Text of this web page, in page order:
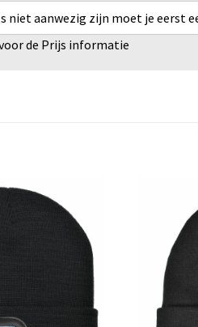
niet aanwezig zijn moet je eerst
de Prijs informatie